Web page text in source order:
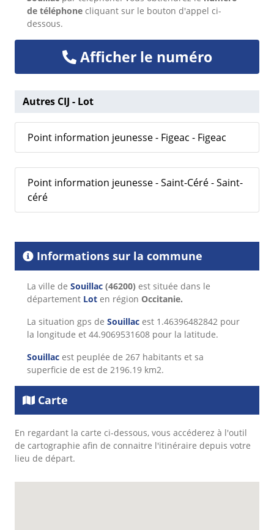
de téléphone cliquant sur le bouton d'appel ci-
dessous.
Afficher le numéro
Autres CIJ - Lot
Point information jeunesse - Figeac - Figeac
Point information jeunesse - Saint-Céré - Saint-
céré
Informations sur la commune
La ville de Souillac (46200) est située dans le
département Lot en région Occitanie.
La situation gps de Souillac est 1.46396482842 pour
la longitude et 44.9069531608 pour la latitude.
Souillac est peuplée de 267 habitants et sa
superficie de est de 2196.19 km2.
Carte
En regardant la carte ci-dessous, vous accéderez à l'outil
de cartographie afin de connaitre l'itinéraire depuis votre
lieu de départ.